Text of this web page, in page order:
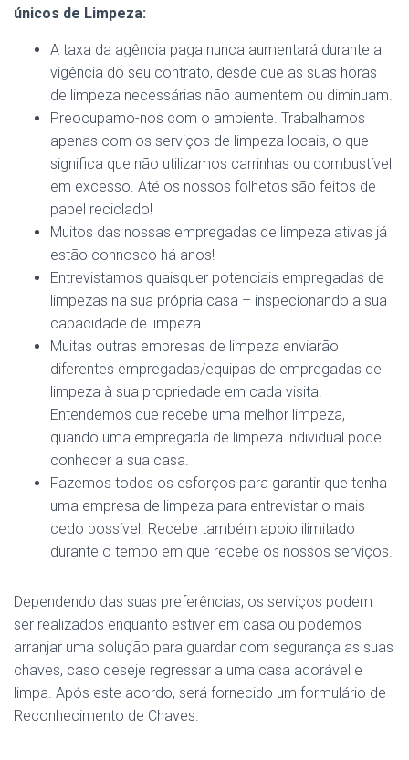
únicos de Limpeza:
A taxa da agência paga nunca aumentará durante a
vigência do seu contrato, desde que as suas horas
de limpeza necessárias não aumentem ou diminuam.
Preocupamo-nos com o ambiente. Trabalhamos
apenas com os serviços de limpeza locais, o que
significa que não utilizamos carrinhas ou combustível
em excesso. Até os nossos folhetos são feitos de
papel reciclado!
Muitos das nossas empregadas de limpeza ativas já
estão connosco há anos!
Entrevistamos quaisquer potenciais empregadas de
limpezas na sua própria casa – inspecionando a sua
capacidade de limpeza.
Muitas outras empresas de limpeza enviarão
diferentes empregadas/equipas de empregadas de
limpeza à sua propriedade em cada visita.
Entendemos que recebe uma melhor limpeza,
quando uma empregada de limpeza individual pode
conhecer a sua casa.
Fazemos todos os esforços para garantir que tenha
uma empresa de limpeza para entrevistar o mais
cedo possível. Recebe também apoio ilimitado
durante o tempo em que recebe os nossos serviços.
Dependendo das suas preferências, os serviços podem
ser realizados enquanto estiver em casa ou podemos
arranjar uma solução para guardar com segurança as suas
chaves, caso deseje regressar a uma casa adorável e
limpa. Após este acordo, será fornecido um formulário de
Reconhecimento de Chaves.